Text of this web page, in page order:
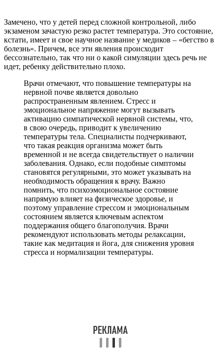
Замечено, что у детей перед сложной контрольной, либо
экзаменом зачастую резко растет температура. Это состояние,
кстати, имеет и свое научное название у медиков – «бегство в
болезнь». Причем, все эти явления происходит
бессознательно, так что ни о какой симуляции здесь речь не
идет, ребенку действительно плохо.
Врачи отмечают, что повышение температуры на
нервной почве является довольно
распространенным явлением. Стресс и
эмоциональное напряжение могут вызывать
активацию симпатической нервной системы, что,
в свою очередь, приводит к увеличению
температуры тела. Специалисты подчеркивают,
что такая реакция организма может быть
временной и не всегда свидетельствует о наличии
заболевания. Однако, если подобные симптомы
становятся регулярными, это может указывать на
необходимость обращения к врачу. Важно
помнить, что психоэмоциональное состояние
напрямую влияет на физическое здоровье, и
поэтому управление стрессом и эмоциональным
состоянием является ключевым аспектом
поддержания общего благополучия. Врачи
рекомендуют использовать методы релаксации,
такие как медитация и йога, для снижения уровня
стресса и нормализации температуры.